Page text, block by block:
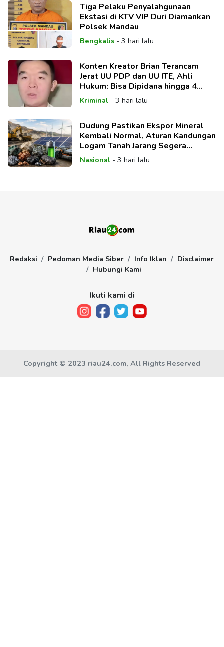
Tiga Pelaku Penyalahgunaan
Ekstasi di KTV VIP Duri Diamankan
Polsek Mandau
Bengkalis- 3 hari lalu
Konten Kreator Brian Terancam
Jerat UU PDP dan UU ITE, Ahli
Hukum: Bisa Dipidana hingga 4
Tahun
Kriminal- 3 hari lalu
Dudung Pastikan Ekspor Mineral
Kembali Normal, Aturan Kandungan
Logam Tanah Jarang Segera
Direvisi
Nasional- 3 hari lalu
Redaksi Pedoman Media Siber Info Iklan
Disclaimer
Hubungi Kami
Ikuti kami di
Copyright © 2023 riau24.com, All Rights Reserved